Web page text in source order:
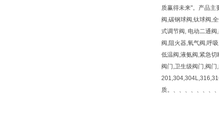
质赢得未来"。产品主
阀,碳钢球阀,钛球阀,
式调节阀, 电动二通
阀,阻火器,氧气阀,呼
低温阀,液氨阀,紧急
阀门,卫生级阀门,阀
质。、、、、、、、